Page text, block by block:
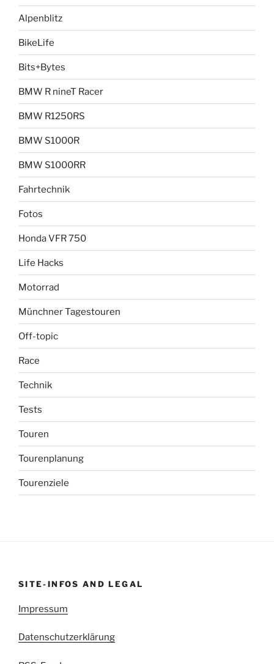
Alpenblitz
BikeLife
Bits+Bytes
BMW R nineT Racer
BMW R1250RS
BMW S1000R
BMW S1000RR
Fahrtechnik
Fotos
Honda VFR 750
Life Hacks
Motorrad
Münchner Tagestouren
Off-topic
Race
Technik
Tests
Touren
Tourenplanung
Tourenziele
SITE-INFOS AND LEGAL
Impressum
Datenschutzerklärung